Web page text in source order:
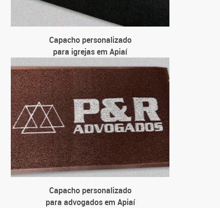
Capacho personalizado
para igrejas em Apiaí
Capacho personalizado
para advogados em Apiaí